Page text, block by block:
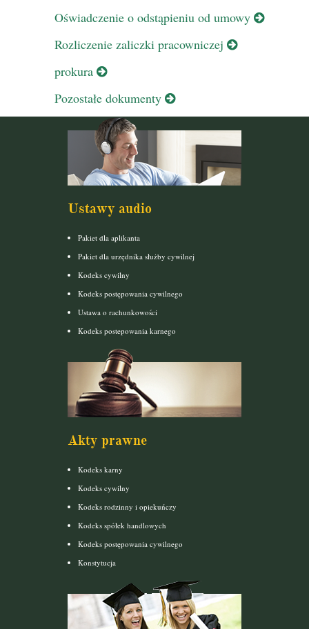
Oświadczenie o odstąpieniu od umowy
Rozliczenie zaliczki pracowniczej
prokura
Pozostałe dokumenty
Ustawy audio
Pakiet dla aplikanta
Pakiet dla urzędnika służby cywilnej
Kodeks cywilny
Kodeks postępowania cywilnego
Ustawa o rachunkowości
Kodeks postepowania karnego
Akty prawne
Kodeks karny
Kodeks cywilny
Kodeks rodzinny i opiekuńczy
Kodeks spółek handlowych
Kodeks postępowania cywilnego
Konstytucja